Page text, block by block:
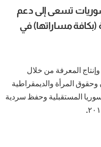
تسعى إلى دعم
(بكافة مساراتها) في
المعرفة من خلال
المرأة والديمقراطية
المستقبلية وحفظ سردية